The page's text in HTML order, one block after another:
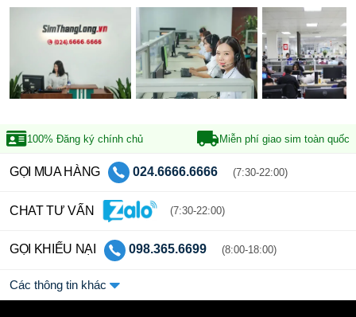
100% Đăng ký chính chủ Miễn phí giao sim toàn quốc
GỌI MUA HÀNG 024.6666.6666 (7:30-22:00)
CHAT TƯ VẤN (7:30-22:00)
GỌI KHIẾU NẠI 098.365.6699 (8:00-18:00)
Các thông tin khác